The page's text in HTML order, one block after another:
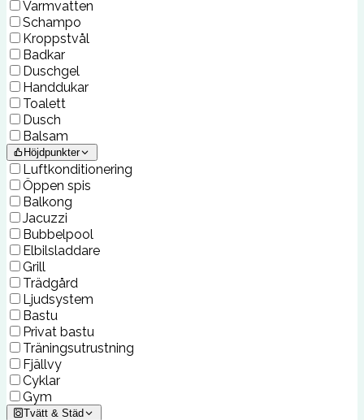
Varmvatten
Schampo
Kroppstvål
Badkar
Duschgel
Handdukar
Toalett
Dusch
Balsam
Höjdpunkter
Luftkonditionering
Öppen spis
Balkong
Jacuzzi
Bubbelpool
Elbilsladdare
Grill
Trädgård
Ljudsystem
Bastu
Privat bastu
Träningsutrustning
Fjällvy
Cyklar
Gym
Tvätt & Städ